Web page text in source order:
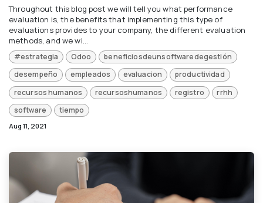
Throughout this blog post we will tell you what performance
evaluation is, the benefits that implementing this type of
evaluations provides to your company, the different evaluation
methods, and we wi...
#estrategia Odoo
beneficiosdeunsoftwaredegestión
desempeño
empleados evaluacion
productividad
recursos humanos
recursoshumanos registro
rrhh
software
tiempo
Aug 11, 2021